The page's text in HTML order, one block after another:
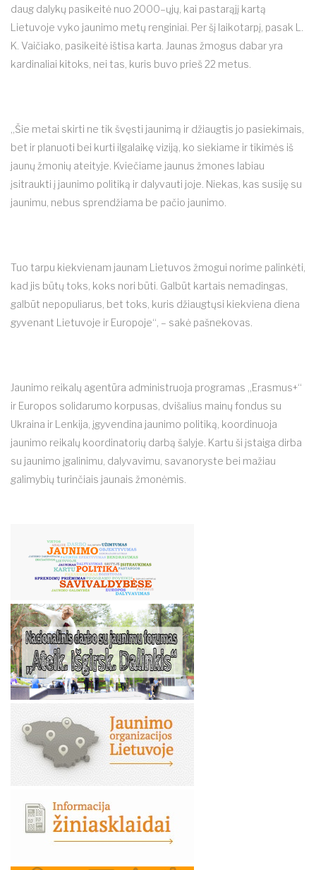
daug dalykų pasikeitė nuo 2000–ųjų, kai pastarąjį kartą
Lietuvoje vyko jaunimo metų renginiai. Per šį laikotarpį, pasak L.
K. Vaičiako, pasikeitė ištisa karta. Jaunas žmogus dabar yra
kardinaliai kitoks, nei tas, kuris buvo prieš 22 metus.
„Šie metai skirti ne tik švęsti jaunimą ir džiaugtis jo pasiekimais,
bet ir planuoti bei kurti ilgalaikę viziją, ko siekiame ir tikimės iš
jaunų žmonių ateityje. Kviečiame jaunus žmones labiau
įsitraukti į jaunimo politiką ir dalyvauti joje. Niekas, kas susiję su
jaunimu, nebus sprendžiama be pačio jaunimo.
Tuo tarpu kiekvienam jaunam Lietuvos žmogui norime palinkėti,
kad jis būtų toks, koks nori būti. Galbūt kartais nemadingas,
galbūt nepopuliarus, bet toks, kuris džiaugtųsi kiekviena diena
gyvenant Lietuvoje ir Europoje“, – sakė pašnekovas.
Jaunimo reikalų agentūra administruoja programas „Erasmus+“
ir Europos solidarumo korpusas, dvišalius mainų fondus su
Ukraina ir Lenkija, įgyvendina jaunimo politiką, koordinuoja
jaunimo reikalų koordinatorių darbą šalyje. Kartu ši įstaiga dirba
su jaunimo įgalinimu, dalyvavimu, savanoryste bei mažiau
galimybių turinčiais jaunais žmonėmis.